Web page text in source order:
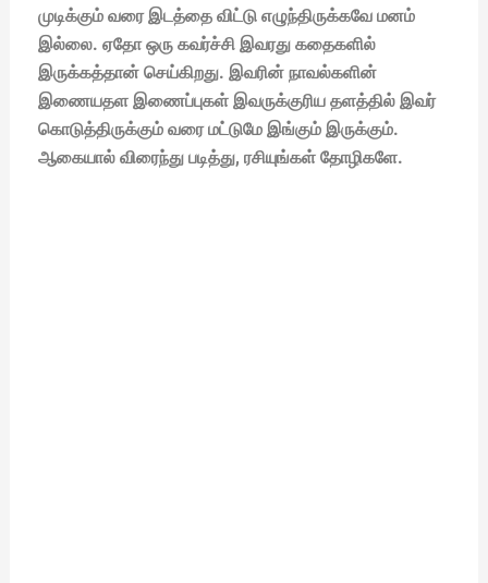
முடிக்கும் வரை இடத்தை விட்டு எழுந்திருக்கவே மனம்
இல்லை. ஏதோ ஒரு கவர்ச்சி இவரது கதைகளில்
இருக்கத்தான் செய்கிறது. இவரின் நாவல்களின்
இணையதள இணைப்புகள் இவருக்குரிய தளத்தில் இவர்
கொடுத்திருக்கும் வரை மட்டுமே இங்கும் இருக்கும்.
ஆகையால் விரைந்து படித்து, ரசியுங்கள் தோழிகளே.